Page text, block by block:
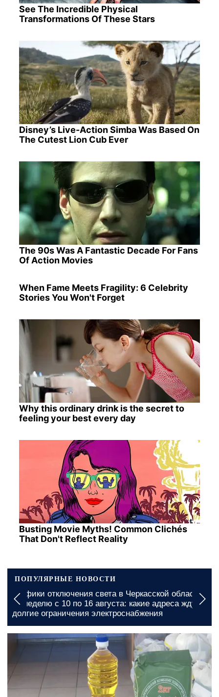
See The Incredible Physical
Transformations Of These Stars
Disney’s Live-Action Simba Was Based On
The Cutest Lion Cub Ever
The 90s Was A Fantastic Decade For Fans
Of Action Movies
When Fame Meets Fragility: 6 Celebrity
Stories You Won't Forget
Why this ordinary drink is the secret to
feeling your best every day
Busting Movie Myths! Common Clichés
That Don't Reflect Reality
ПОПУЛЯРНЫЕ НОВОСТИ
отключения света в Черкасской области
с 10 по 16 августа: какие адреса ждут
ограничения электроснабжения
на
сегодня, 10:00